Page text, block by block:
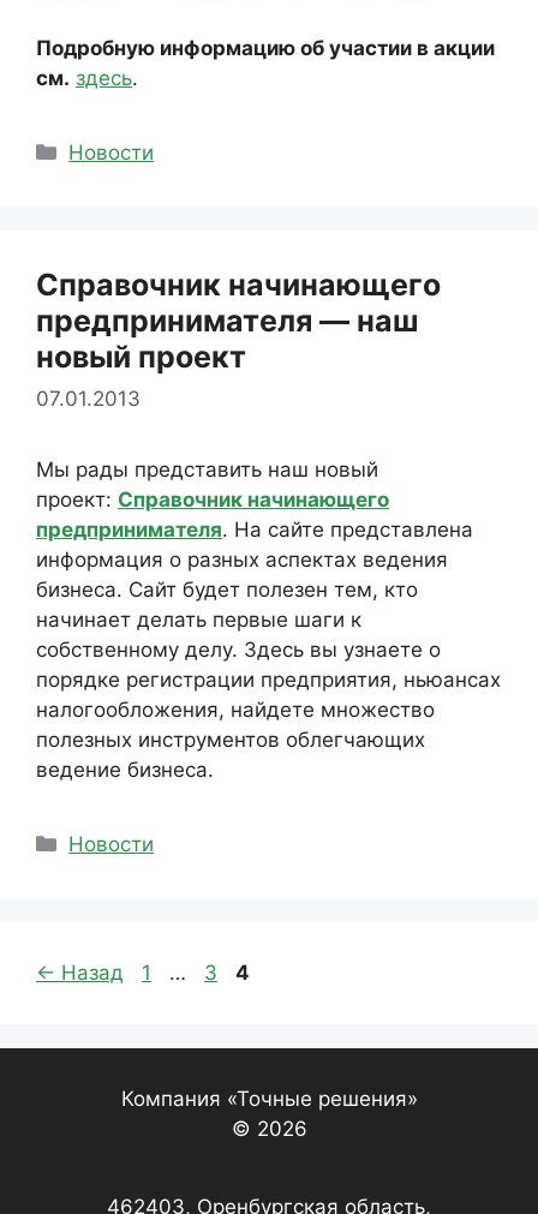
Подробную информацию об участии в акции
см. здесь.
Рубрики
Новости
Справочник начинающего
предпринимателя — наш
новый проект
07.01.2013
Мы рады представить наш новый
проект: Справочник начинающего
предпринимателя. На сайте представлена
информация о разных аспектах ведения
бизнеса. Сайт будет полезен тем, кто
начинает делать первые шаги к
собственному делу. Здесь вы узнаете о
порядке регистрации предприятия, ньюансах
налогообложения, найдете множество
полезных инструментов облегчающих
ведение бизнеса.
Рубрики
Новости
← Назад Страница
1 … Страница
3 Страница
4
Компания «Точные решения»
© 2026
462403, Оренбургская область,